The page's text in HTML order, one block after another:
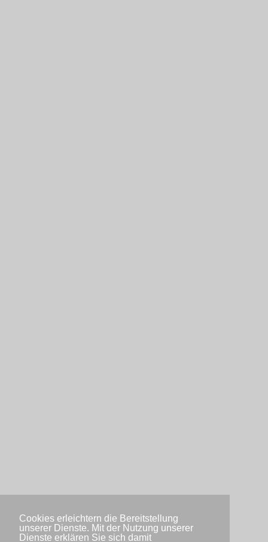
Cookies erleichtern die Bereitstellung
unserer Dienste. Mit der Nutzung unserer
Dienste erklären Sie sich damit